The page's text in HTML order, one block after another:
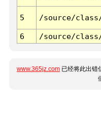
5 /source/
6 /source/
www.365jz.com 已经将此出错